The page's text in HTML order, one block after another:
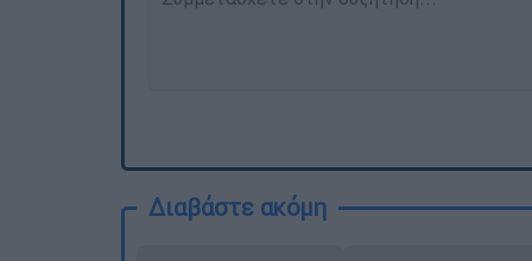
Διαβάστε ακόμη